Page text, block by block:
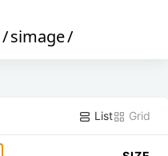
/simage/
List Grid